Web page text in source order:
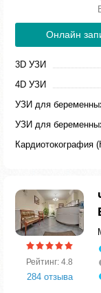
Онлайн
3D УЗИ
4D УЗИ
УЗИ для
УЗИ для
Кардиотокография
Рейтинг: 4.8
284 отзыва